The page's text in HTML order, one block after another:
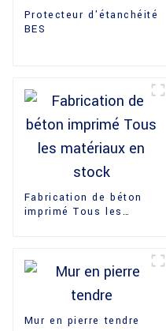
Protecteur d'étanchéité
BES
Fabrication de béton
imprimé Tous les
Mur en pierre tendre